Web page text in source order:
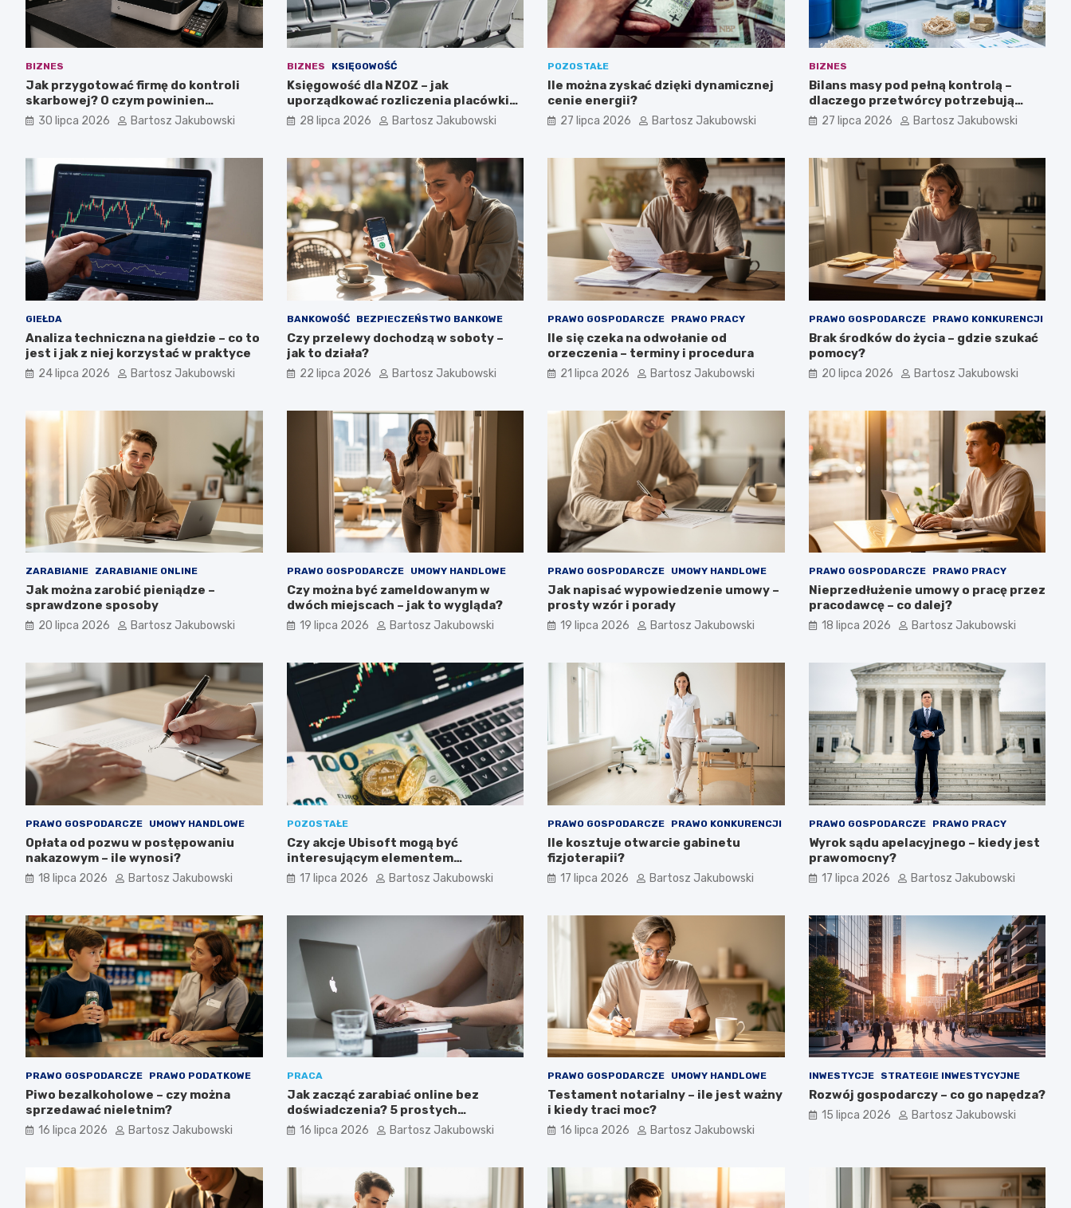
BIZNES
Jak przygotować firmę do kontroli
skarbowej? O czym powinien
pamiętać przedsiębiorca?
30 lipca 2026 Bartosz Jakubowski
BIZNES KSIĘGOWOŚĆ
Księgowość dla NZOZ – jak
uporządkować rozliczenia placówki
medycznej?
28 lipca 2026 Bartosz Jakubowski
POZOSTAŁE
Ile można zyskać dzięki dynamicznej
cenie energii?
27 lipca 2026 Bartosz Jakubowski
BIZNES
Bilans masy pod pełną kontrolą –
dlaczego przetwórcy potrzebują
certyfikatu ISCC PLUS?
27 lipca 2026 Bartosz Jakubowski
GIEŁDA
Analiza techniczna na giełdzie – co to
jest i jak z niej korzystać w praktyce
24 lipca 2026 Bartosz Jakubowski
BANKOWOŚĆ BEZPIECZEŃSTWO BANKOWE
Czy przelewy dochodzą w soboty –
jak to działa?
22 lipca 2026 Bartosz Jakubowski
PRAWO GOSPODARCZE PRAWO PRACY
Ile się czeka na odwołanie od
orzeczenia – terminy i procedura
21 lipca 2026 Bartosz Jakubowski
PRAWO GOSPODARCZE PRAWO KONKURENCJI
Brak środków do życia – gdzie szukać
pomocy?
20 lipca 2026 Bartosz Jakubowski
ZARABIANIE ZARABIANIE ONLINE
Jak można zarobić pieniądze –
sprawdzone sposoby
20 lipca 2026 Bartosz Jakubowski
PRAWO GOSPODARCZE UMOWY HANDLOWE
Czy można być zameldowanym w
dwóch miejscach – jak to wygląda?
19 lipca 2026 Bartosz Jakubowski
PRAWO GOSPODARCZE UMOWY HANDLOWE
Jak napisać wypowiedzenie umowy –
prosty wzór i porady
19 lipca 2026 Bartosz Jakubowski
PRAWO GOSPODARCZE PRAWO PRACY
Nieprzedłużenie umowy o pracę przez
pracodawcę – co dalej?
18 lipca 2026 Bartosz Jakubowski
PRAWO GOSPODARCZE UMOWY HANDLOWE
Opłata od pozwu w postępowaniu
nakazowym – ile wynosi?
18 lipca 2026 Bartosz Jakubowski
POZOSTAŁE
Czy akcje Ubisoft mogą być
interesującym elementem
długoterminowego portfela
inwestycyjnego?
17 lipca 2026 Bartosz Jakubowski
PRAWO GOSPODARCZE PRAWO KONKURENCJI
Ile kosztuje otwarcie gabinetu
fizjoterapii?
17 lipca 2026 Bartosz Jakubowski
PRAWO GOSPODARCZE PRAWO PRACY
Wyrok sądu apelacyjnego – kiedy jest
prawomocny?
17 lipca 2026 Bartosz Jakubowski
PRAWO GOSPODARCZE PRAWO PODATKOWE
Piwo bezalkoholowe – czy można
sprzedawać nieletnim?
16 lipca 2026 Bartosz Jakubowski
PRACA
Jak zacząć zarabiać online bez
doświadczenia? 5 prostych
możliwości dla początkujących
16 lipca 2026 Bartosz Jakubowski
PRAWO GOSPODARCZE UMOWY HANDLOWE
Testament notarialny – ile jest ważny
i kiedy traci moc?
16 lipca 2026 Bartosz Jakubowski
INWESTYCJE STRATEGIE INWESTYCYJNE
Rozwój gospodarczy – co go napędza?
15 lipca 2026 Bartosz Jakubowski